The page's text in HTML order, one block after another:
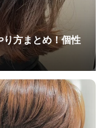
り方まとめ！個性